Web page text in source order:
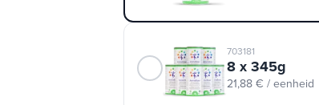
703181
8 x 345g
21,88 € / eenheid